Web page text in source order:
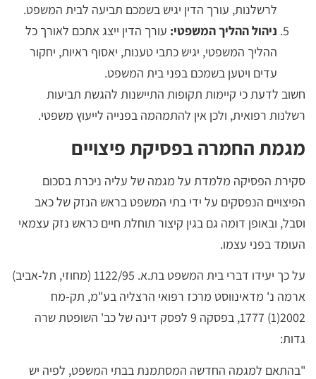
לרשלנות, עורך הדין יגיש בשמכם תביעה לבית המשפט.
ניהול ההליך המשפטי: עורך הדין ייצג אתכם לאורך כל
ההליך המשפטי, יגיש כתבי טענות, יאסוף ראיות, יחקור
עדים ויטען בשמכם בפני בית המשפט.
חשוב לדעת כי קיימות תקופות התיישנות להגשת תביעות
רשלנות רפואית, ולכן אין להתמהמה בפנייה לייעוץ משפטי.
מגמת החמרה בפסיקת פיצויים
סקירת הפסיקה מלמדת על מגמה של עליה ניכרת בסכום
הפיצויים הנפסקים על ידי בתי המשפט בראש הנזק של כאב
וסבל, ובאופן דומה גם בגין קיצור תוחלת חיים כראש נזק עצמאי
העומד בפני עצמו.
על כך יעידו דברי בית המשפט בת.א. 1122/95 (מחוזי, תל-אביב)
ארמה נ' מדאינווסט מרכז רפואי הרצליה בע"מ, תק-מח
2002(1) 1777, בפסקה 9 לפסק דינה של כב' השופטת שרה
גדות:
"בהתאם למגמה החדשה המסתמנת בבתי המשפט, לפיה יש